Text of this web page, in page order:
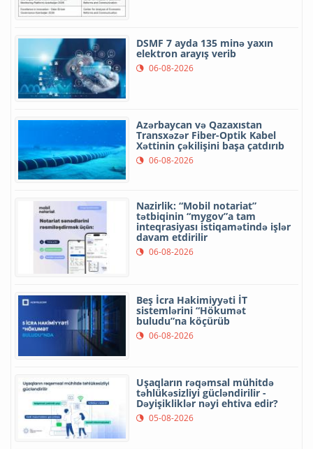
DSMF 7 ayda 135 minə yaxın
elektron arayış verib
06-08-2026
Azərbaycan və Qazaxıstan
Transxəzər Fiber-Optik Kabel
Xəttinin çəkilişini başa çatdırıb
06-08-2026
Nazirlik: “Mobil notariat”
tətbiqinin “mygov”a tam
inteqrasiyası istiqamətində işlər
davam etdirilir
06-08-2026
Beş İcra Hakimiyyəti İT
sistemlərini “Hökumət
buludu”na köçürüb
06-08-2026
Uşaqların rəqəmsal mühitdə
təhlükəsizliyi gücləndirilir -
Dəyişikliklər nəyi ehtiva edir?
05-08-2026